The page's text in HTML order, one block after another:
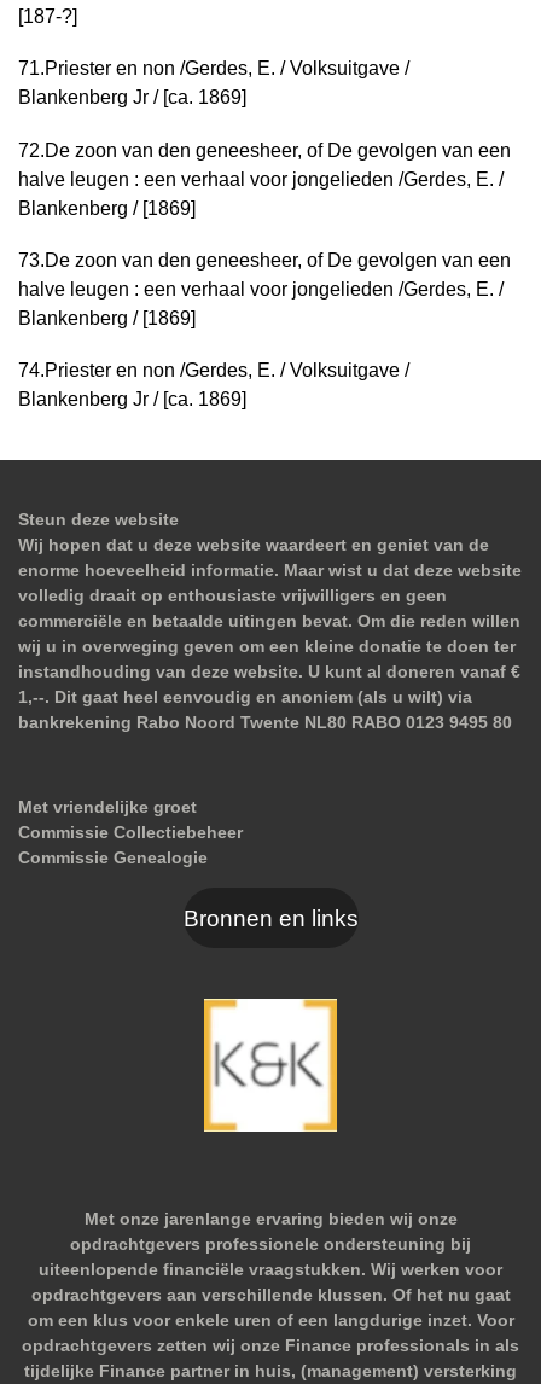
[187-?]
71.Priester en non /Gerdes, E. / Volksuitgave /
Blankenberg Jr / [ca. 1869]
72.De zoon van den geneesheer, of De gevolgen van een
halve leugen : een verhaal voor jongelieden /Gerdes, E. /
Blankenberg / [1869]
73.De zoon van den geneesheer, of De gevolgen van een
halve leugen : een verhaal voor jongelieden /Gerdes, E. /
Blankenberg / [1869]
74.Priester en non /Gerdes, E. / Volksuitgave /
Blankenberg Jr / [ca. 1869]
Steun deze website
Wij hopen dat u deze website waardeert en geniet van de
enorme hoeveelheid informatie. Maar wist u dat deze website
volledig draait op enthousiaste vrijwilligers en geen
commerciële en betaalde uitingen bevat. Om die reden willen
wij u in overweging geven om een kleine donatie te doen ter
instandhouding van deze website. U kunt al doneren vanaf €
1,--. Dit gaat heel eenvoudig en anoniem (als u wilt) via
bankrekening Rabo Noord Twente NL80 RABO 0123 9495 80
Met vriendelijke groet
Commissie Collectiebeheer
Commissie Genealogie
Bronnen en links
Met onze jarenlange ervaring bieden wij onze
opdrachtgevers professionele ondersteuning bij
uiteenlopende financiële vraagstukken. Wij werken voor
opdrachtgevers aan verschillende klussen. Of het nu gaat
om een klus voor enkele uren of een langdurige inzet. Voor
opdrachtgevers zetten wij onze Finance professionals in als
tijdelijke Finance partner in huis, (management) versterking